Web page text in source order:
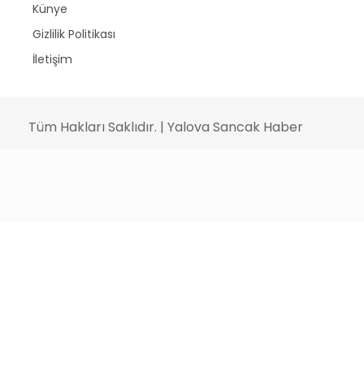
Künye
Gizlilik Politikası
İletişim
Tüm Hakları Saklıdır. | Yalova Sancak Haber